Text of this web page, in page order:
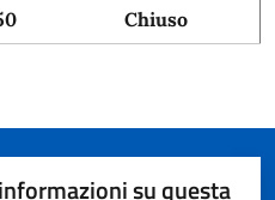
Chiuso
su questa